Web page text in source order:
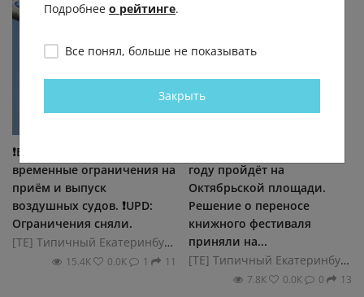
❗️В Кольцово ввели
временные ограничения на
приём и выпуск
воздушных судов. ❗️UPD:
Ограничения сняли.
[ТЕ] Типичный Екатеринбург
15.4К 0.0К 1 11
году пройдёт на
Октябрьской площади.
Решение о переносе
книжного фестиваля
приняли на...
[ТЕ] Типичный Екатеринбург
7.8К 0.0К 0 13
Подробнее о рейтинге.
Все понял, больше не показывать
Закрыть